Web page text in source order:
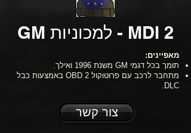
GM - MDI 2
מאפיינים:
תומך בכל דגמי GM משנת 1996 ואילך.
מתחבר לרכב עם פרוטוקול OBD 2 באמצעות כבל
DLC.
צור קשר